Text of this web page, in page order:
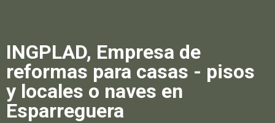
INGPLAD, Empresa de
reformas para casas - pisos
y locales o naves en
Esparreguera